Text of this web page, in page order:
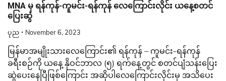
MNA မှ ရန်ကုန်-ကူမင်း-ရန်ကုန် လေကြောင်းလိုင်း ယနေ့စတင်
ပြေးဆွဲ
ပုည November 6, 2023
မြန်မာအမျိုးသားလေကြောင်း၏ ရန်ကုန် – ကူမင်း-ရန်ကုန်
ခရီးစဉ်ကို ယနေ့ နိုဝင်ဘာလ (၅) ရက်နေ့တွင် စတင်ပျံသန်းပြေး
ဆွဲပေးနေပြီဖြစ်ကြောင်း အဆိုပါလေကြောင်းလိုင်းမှ အသိပေး